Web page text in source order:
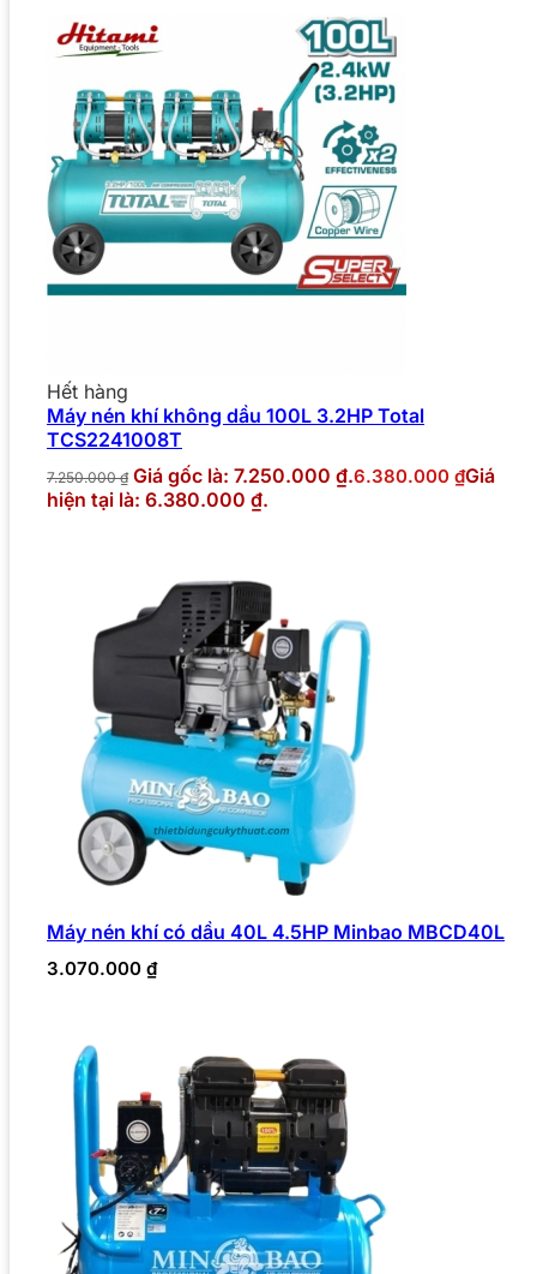
Hết hàng
Máy nén khí không dầu 100L 3.2HP Total
TCS2241008T
7.250.000₫ Giá gốc là: 7.250.000 ₫.6.380.000 ₫Giá
hiện tại là: 6.380.000 ₫.
Máy nén khí có dầu 40L 4.5HP Minbao MBCD40L
3.070.000 ₫